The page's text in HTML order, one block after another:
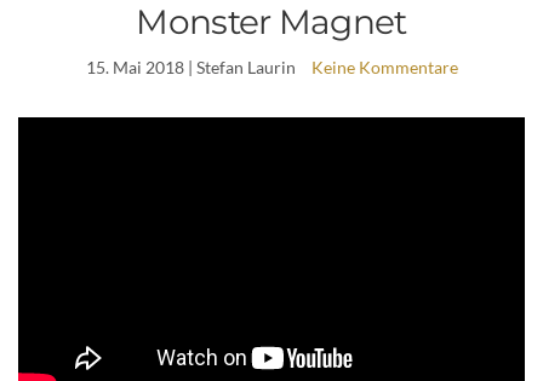
Monster Magnet
15. Mai 2018| Stefan Laurin Keine Kommentare